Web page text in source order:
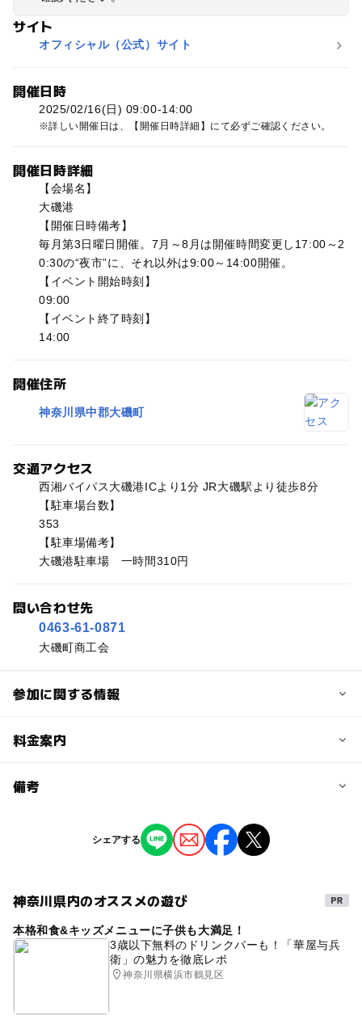
サイト
オフィシャル（公式）サイト
開催日時
2025/02/16(日) 09:00-14:00
詳しい開催日は、【開催日時詳細】にて必ずご確認ください。
開催日時詳細
【会場名】
大磯港
【開催日時備考】
毎月第3日曜日開催。7月～8月は開催時間変更し17:00～2
0:30の“夜市”に、それ以外は9:00～14:00開催。
【イベント開始時刻】
09:00
【イベント終了時刻】
14:00
開催住所
神奈川県中郡大磯町
交通アクセス
西湘バイパス大磯港ICより1分 JR大磯駅より徒歩8分
【駐車場台数】
353
【駐車場備考】
大磯港駐車場 一時間310円
問い合わせ先
0463-61-0871
大磯町商工会
参加に関する情報
予約/応募
料金案内
料金について
備考
※掲載の情報は天候や主催者側の都合などにより変更にな
ることがあります。
シェアする
神奈川県内のオススメの遊び
本格和食&キッズメニューに子供も大満足！
3歳以下無料のドリンクバーも！「華屋与兵
衛」の魅力を徹底レポ
神奈川県横浜市鶴見区